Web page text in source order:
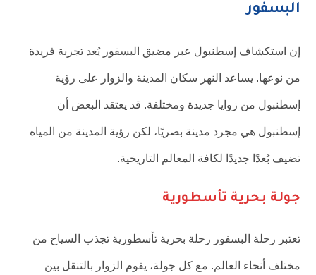
البسفور
إن استكشاف إسطنبول عبر مضيق البسفور يُعد تجربة فريدة
من نوعها. يساعد النهر سكان المدينة والزوار على رؤية
إسطنبول من زوايا جديدة ومختلفة. قد يعتقد البعض أن
إسطنبول هي مجرد مدينة بصريًا، لكن رؤية المدينة من المياه
تضيف بُعدًا جديدًا لكافة المعالم التاريخية.
جولة بحرية تأسطورية
تعتبر رحلة البسفور رحلة بحرية تأسطورية تجذب السياح من
مختلف أنحاء العالم. مع كل جولة، يقوم الزوار بالتنقل بين